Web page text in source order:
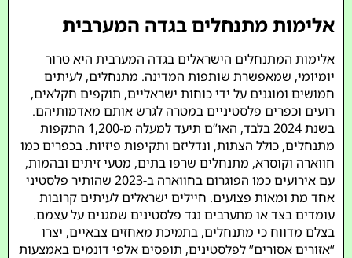
אלימות מתנחלים בגדה המערבית
אלימות המתנחלים הישראלים בגדה המערבית היא טרור
יומיומי, שמאפשרת שותפות המדינה. מתנחלים, לעיתים
חמושים ומוגנים על ידי כוחות ישראליים, תוקפים חקלאים,
רועים וכפרים פלסטיניים במטרה לגרש אותם מאדמותיהם.
בשנת 2024 בלבד, האו”ם תיעד למעלה מ-1,200 התקפות
מתנחלים, כולל הצתות, ונדליזם ותקיפות פיזיות. בכפרים כמו
חווארה וקוסרא, מתנחלים שרפו בתים, מטעי זיתים ובהמות,
עם אירועים כמו הפוגרום בחווארה ב-2023 שהותיר פלסטיני
אחד מת ומאות פצועים. חיילים ישראלים לעיתים קרובות
עומדים בצד או מתערבים נגד פלסטינים שמגנים על עצמם.
בצלם מדווח כי מתנחלים, בתמיכת מאחזים צבאיים, יצרו
“אזורים אסורים” לפלסטינים, תופסים אלפי דונמים באמצעות